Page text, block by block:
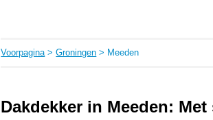
Voorpagina>Groningen > Meeden
Dakdekker in Meeden: